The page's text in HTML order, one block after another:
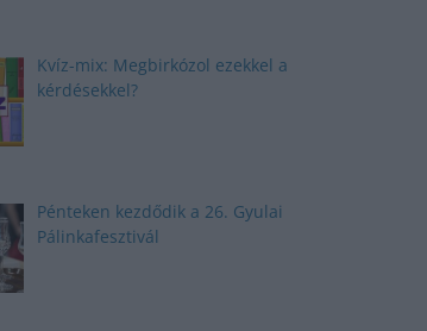
Kvíz-mix: Megbirkózol ezekkel a
kérdésekkel?
Pénteken kezdődik a 26. Gyulai
Pálinkafesztivál